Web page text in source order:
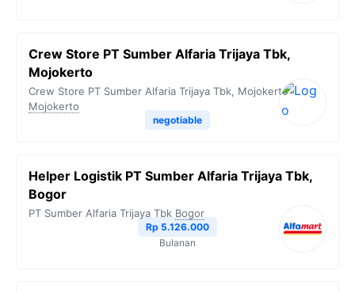
Crew Store PT Sumber Alfaria Trijaya Tbk,
Mojokerto
Crew Store PT Sumber Alfaria Trijaya Tbk, Mojokerto
Mojokerto
negotiable
Helper Logistik PT Sumber Alfaria Trijaya Tbk,
Bogor
PT Sumber Alfaria Trijaya Tbk Bogor
Rp 5.126.000
Bulanan